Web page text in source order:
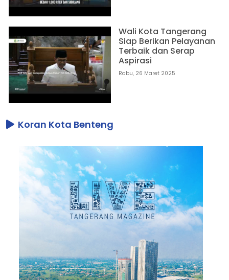
Wali Kota Tangerang
Siap Berikan Pelayanan
Terbaik dan Serap
Aspirasi
Rabu, 26 Maret 2025
Koran Kota Benteng